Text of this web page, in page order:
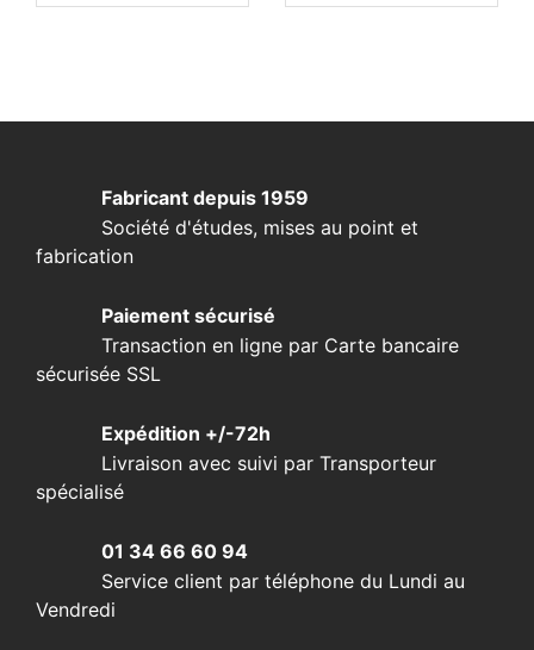
Fabricant depuis 1959
Société d'études, mises au point et
fabrication
Paiement sécurisé
Transaction en ligne par Carte bancaire
sécurisée SSL
Expédition +/-72h
Livraison avec suivi par Transporteur
spécialisé
01 34 66 60 94
Service client par téléphone du Lundi au
Vendredi